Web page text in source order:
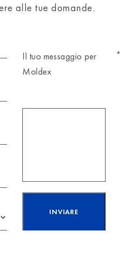
alle tue domande.
Il tuo messaggio per
Moldex
*